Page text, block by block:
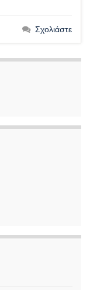
Σχολιάστε